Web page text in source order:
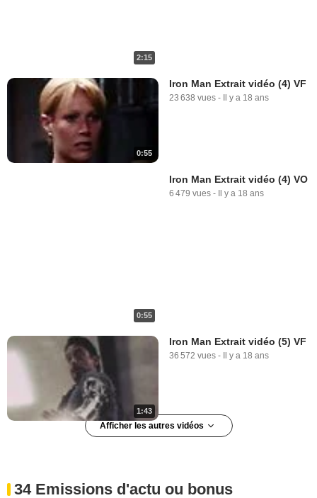
2:15
0:55
Iron Man Extrait vidéo (4) VF
23 638 vues - Il y a 18 ans
0:55
Iron Man Extrait vidéo (4) VO
6 479 vues - Il y a 18 ans
1:43
Iron Man Extrait vidéo (5) VF
36 572 vues - Il y a 18 ans
Afficher les autres vidéos
34 Emissions d'actu ou bonus